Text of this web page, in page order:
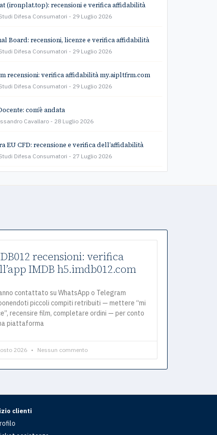
(ironplat.top): recensioni e verifica affidabilità
Difesa Consumatori 29 Luglio 2026
Board: recensioni, licenze e verifica affidabilità
Difesa Consumatori 29 Luglio 2026
recensioni: verifica affidabilità my.aipltfrm.com
Difesa Consumatori 29 Luglio 2026
com’è andata
Cavallaro 28 Luglio 2026
EU CFD: recensione e verifica dell’affidabilità
Difesa Consumatori 27 Luglio 2026
recensioni: verifica
IMDB h5.imdb012.com
contattato su WhatsApp o Telegram
piccoli compiti retribuiti — mettere “mi
recensire film, completare ordini — per conto
piattaforma
2026 Nessun commento
clienti